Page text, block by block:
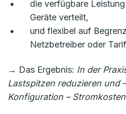
die verfügbare
Geräte verteilt,
und flexibel auf
Netzbetreiber oder
→ Das Ergebnis: In der
Lastspitzen reduzieren und
Konfiguration –